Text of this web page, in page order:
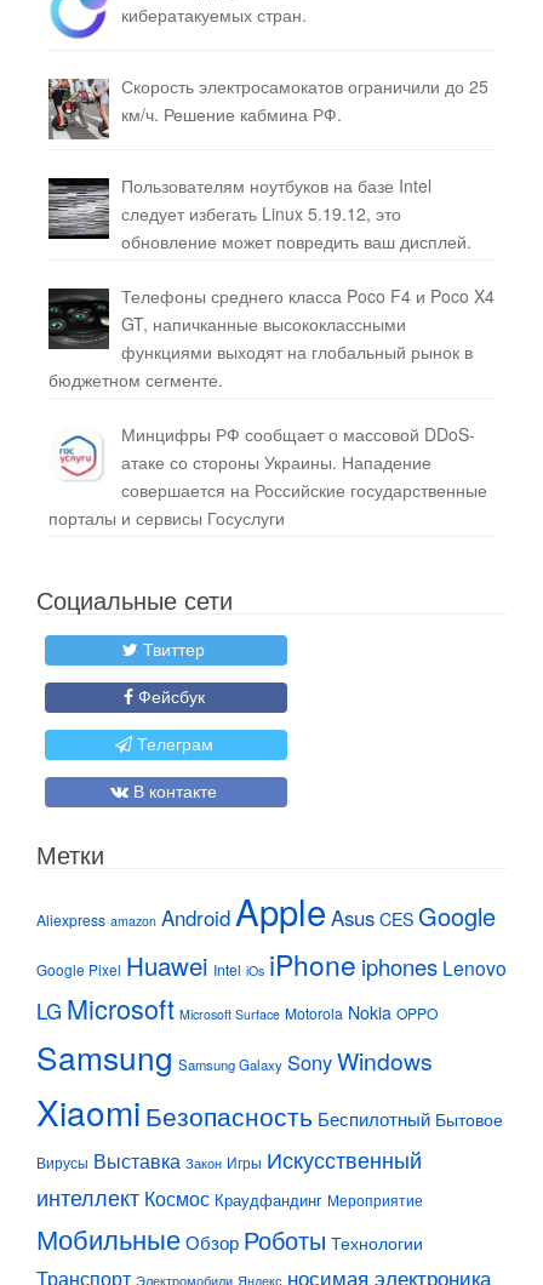
кибератакуемых стран.
Скорость электросамокатов ограничили до 25
км/ч. Решение кабмина РФ.
Пользователям ноутбуков на базе Intel
следует избегать Linux 5.19.12, это
обновление может повредить ваш дисплей.
Телефоны среднего класса Poco F4 и Poco X4
GT, напичканные высококлассными
функциями выходят на глобальный рынок в
бюджетном сегменте.
Минцифры РФ сообщает о массовой DDoS-
атаке со стороны Украины. Нападение
совершается на Российские государственные
порталы и сервисы Госуслуги
Социальные сети
Твиттер
Фейсбук
Телеграм
В контакте
Метки
Aliexpress amazon Android Apple Asus CES Google
Google Pixel Huawei Intel iOs iPhone iphones Lenovo
LG Microsoft Microsoft Surface Motorola Nokia OPPO
Samsung Samsung Galaxy SonyWindows
Xiaomi Безопасность Беспилотный Бытовое
Вирусы Выставка Закон Игры Искусственный
интеллект Космос Краудфандинг Мероприятие
МобильныеОбзор Роботы Технологии
Транспорт Электромобили Яндекс носимая электроника